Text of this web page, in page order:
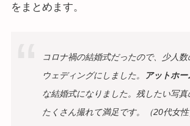
をまとめます。
コロナ禍の結婚式だったので、少人
ウェディングにしました。
アットホ
な結婚式になりました。残したい写真
たくさん撮れて満足です。（20代女性